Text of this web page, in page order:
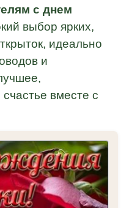
с днем
выбор ярких,
идеально
и
вместе с